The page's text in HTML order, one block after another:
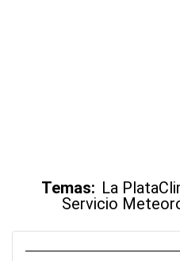
Temas: La Plata
Servicio